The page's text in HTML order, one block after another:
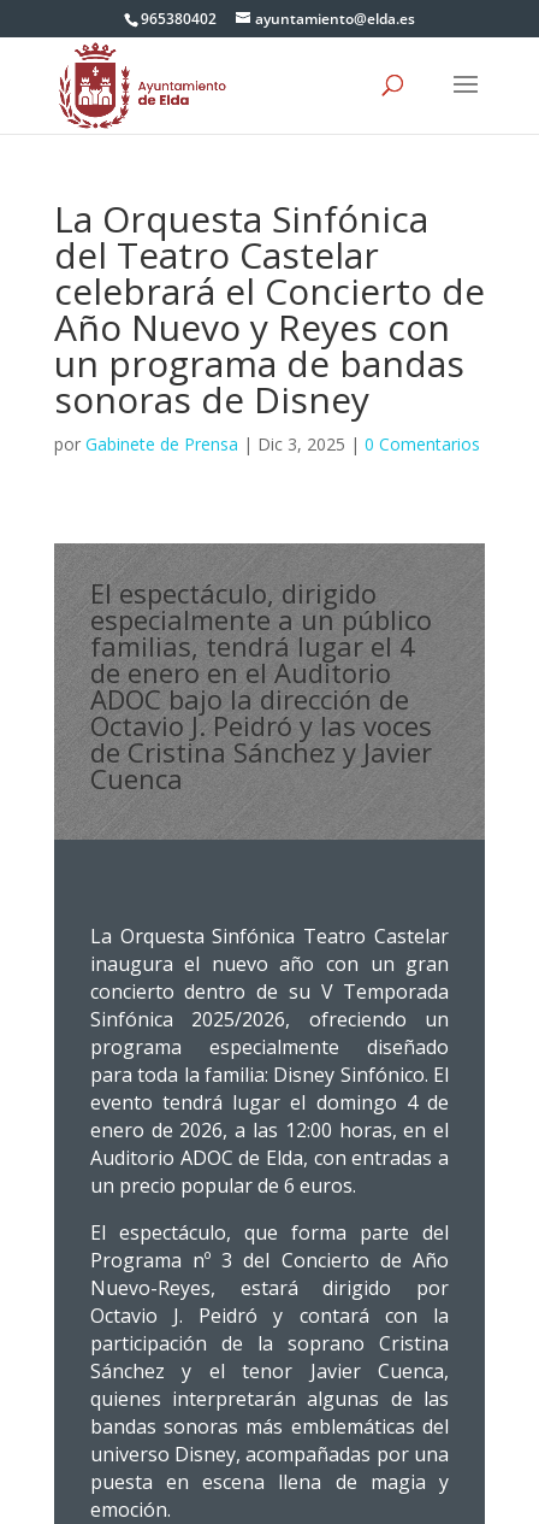
965380402 ayuntamiento@elda.es
La Orquesta Sinfónica
del Teatro Castelar
celebrará el Concierto de
Año Nuevo y Reyes con
un programa de bandas
sonoras de Disney
por Gabinete de Prensa | Dic 3, 2025 | 0 Comentarios
El espectáculo, dirigido
especialmente a un público
familias, tendrá lugar el 4
de enero en el Auditorio
ADOC bajo la dirección de
Octavio J. Peidró y las voces
de Cristina Sánchez y Javier
Cuenca
La Orquesta Sinfónica Teatro Castelar
inaugura el nuevo año con un gran
concierto dentro de su V Temporada
Sinfónica 2025/2026, ofreciendo un
programa especialmente diseñado
para toda la familia: Disney Sinfónico. El
evento tendrá lugar el domingo 4 de
enero de 2026, a las 12:00 horas, en el
Auditorio ADOC de Elda, con entradas a
un precio popular de 6 euros.
El espectáculo, que forma parte del
Programa nº 3 del Concierto de Año
Nuevo-Reyes, estará dirigido por
Octavio J. Peidró y contará con la
participación de la soprano Cristina
Sánchez y el tenor Javier Cuenca,
quienes interpretarán algunas de las
bandas sonoras más emblemáticas del
universo Disney, acompañadas por una
puesta en escena llena de magia y
emoción.